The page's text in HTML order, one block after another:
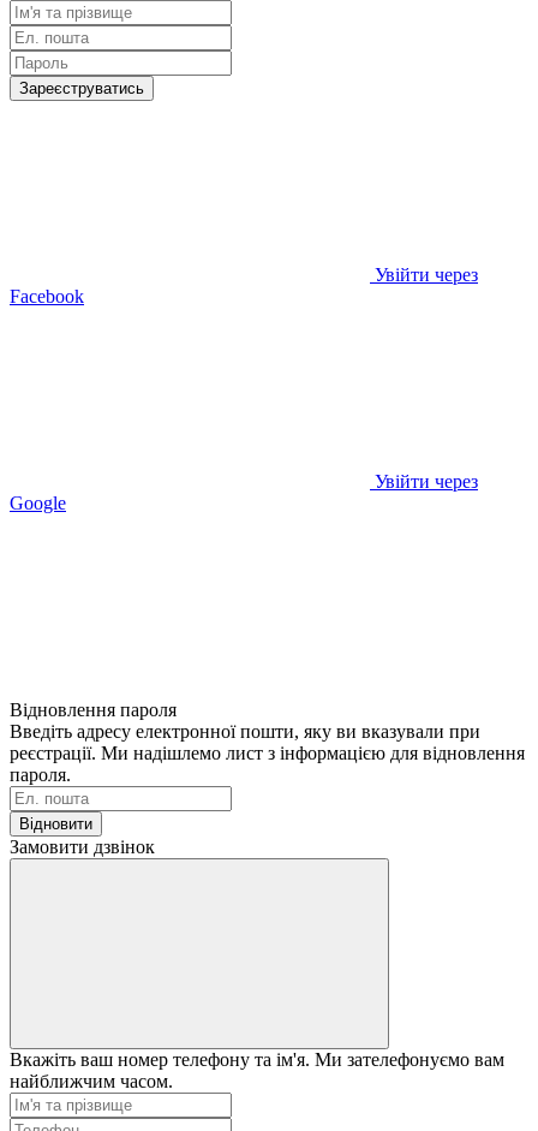
Зареєструватись
Увійти через
Facebook
Увійти через
Google
Відновлення пароля
Введіть адресу електронної пошти, яку ви вказували при
реєстрації. Ми надішлемо лист з інформацією для відновлення
пароля.
Відновити
Замовити дзвінок
Вкажіть ваш номер телефону та ім'я. Ми зателефонуємо вам
найближчим часом.